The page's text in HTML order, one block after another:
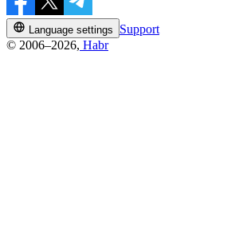
Language settings
Support
© 2006–2026, Habr